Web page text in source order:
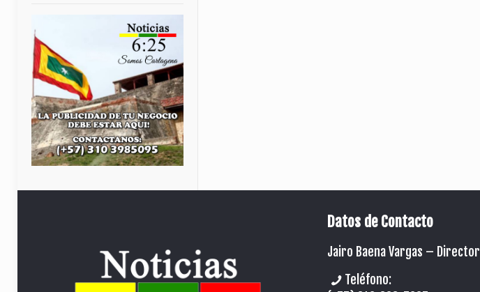
Datos de Contacto
Jairo Baena Vargas – Director
Teléfono: